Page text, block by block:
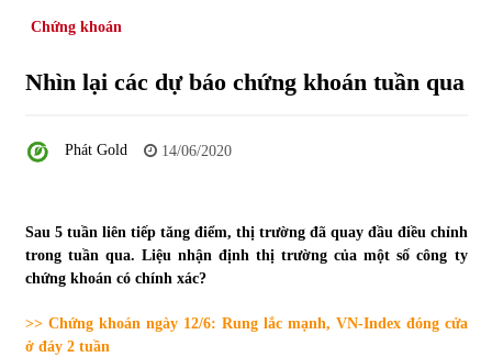
Top 10 mặt hàng Việt Nam nhập khẩu nhiều nhất tháng
07/06/2022
06/06/2022
Chứng khoán
Nhìn lại các dự báo chứng khoán tuần qua
Phát Gold 14/06/2020
Sau 5 tuần liên tiếp tăng điểm, thị trường đã quay đầu điều chỉnh
trong tuần qua. Liệu nhận định thị trường của một số công ty
chứng khoán có chính xác?
>> Chứng khoán ngày 12/6: Rung lắc mạnh, VN-Index đóng cửa
ở đáy 2 tuần